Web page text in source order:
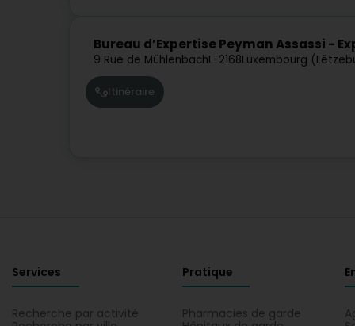
Bureau d’Expertise Peyman Assassi -
9 Rue de MühlenbachL-2168Luxembourg
Itinéraire
Services
Recherche par activité
Pratique
Pharmacies de garde